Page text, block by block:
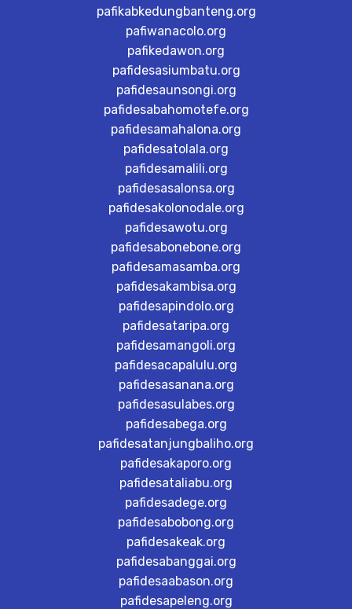
pafikabkedungbanteng.org
pafiwanacolo.org
pafikedawon.org
pafidesasiumbatu.org
pafidesaunsongi.org
pafidesabahomotefe.org
pafidesamahalona.org
pafidesatolala.org
pafidesamalili.org
pafidesasalonsa.org
pafidesakolonodale.org
pafidesawotu.org
pafidesabonebone.org
pafidesamasamba.org
pafidesakambisa.org
pafidesapindolo.org
pafidesataripa.org
pafidesamangoli.org
pafidesacapalulu.org
pafidesasanana.org
pafidesasulabes.org
pafidesabega.org
pafidesatanjungbaliho.org
pafidesakaporo.org
pafidesataliabu.org
pafidesadege.org
pafidesabobong.org
pafidesakeak.org
pafidesabanggai.org
pafidesaabason.org
pafidesapeleng.org